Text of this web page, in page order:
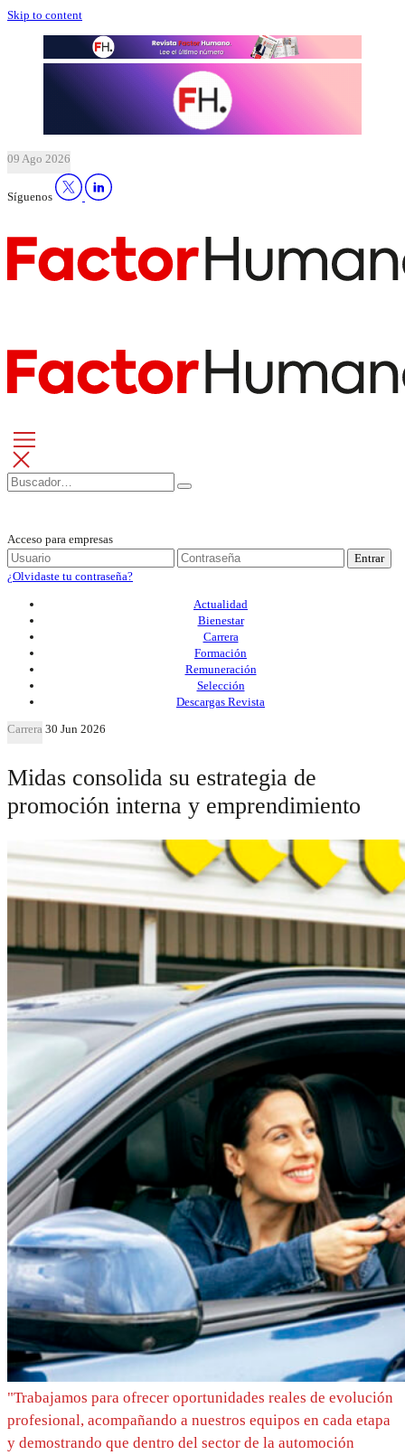
Skip to content
09 Ago 2026
Síguenos
Acceso para empresas
Entrar
¿Olvidaste tu contraseña?
Actualidad
Bienestar
Carrera
Formación
Remuneración
Selección
Descargas Revista
Carrera 30 Jun 2026
Midas consolida su estrategia de
promoción interna y emprendimiento
"Trabajamos para ofrecer oportunidades reales de evolución
profesional, acompañando a nuestros equipos en cada etapa
y demostrando que dentro del sector de la automoción